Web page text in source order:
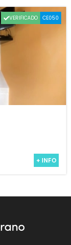
VERIFICADO CE050
+ INFO